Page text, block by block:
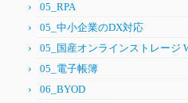
05_RPA
05_中小企業のDX対応
05_国産オンラインストレージ
05_電子帳簿
06_BYOD